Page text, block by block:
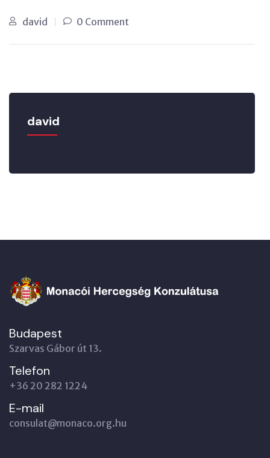
david 0 Comment
david
Budapest
Szarvas Gábor út 13.
Telefon
+36 20 282 1224
E-mail
consulat@monaco.org.hu